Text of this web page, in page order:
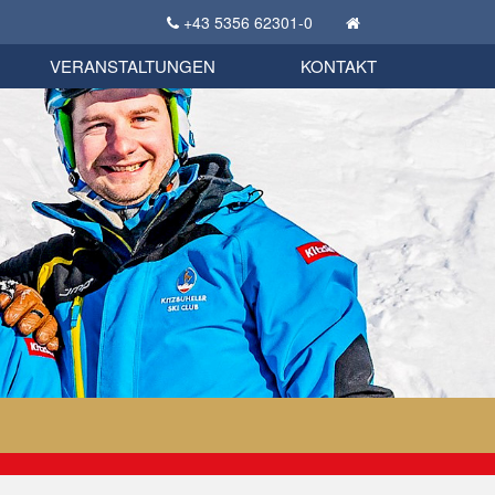
+43 5356 62301-0
KSC Sportgeschichte
Bekleidungsshop
VERANSTALTUNGEN KONTAKT